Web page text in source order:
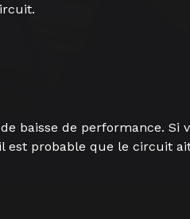
baisse de performance. Si
est probable que le circuit